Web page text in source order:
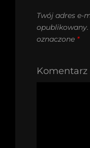
Twój adres e-
opublikowany.
oznaczone *
Komentarz